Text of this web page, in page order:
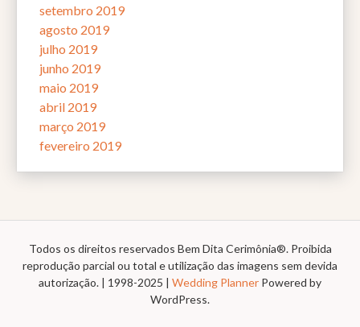
setembro 2019
agosto 2019
julho 2019
junho 2019
maio 2019
abril 2019
março 2019
fevereiro 2019
Todos os direitos reservados Bem Dita Cerimônia®. Proibida
reprodução parcial ou total e utilização das imagens sem devida
autorização. | 1998-2025 | Wedding Planner Powered by
WordPress.